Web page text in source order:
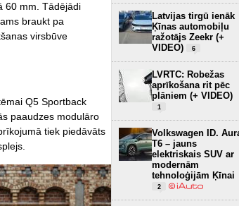
60 mm. Tādējādi
braukt pa
virsbūve
Q5 Sportback
paaudzes modulāro
tiek piedāvāts
Latvijas tirgū ienāk
Ķīnas automobiļu
ražotājs Zeekr (+
VIDEO)
6
LVRTC: Robežas
aprīkošana rit pēc
plāniem (+ VIDEO)
1
Volkswagen ID.
T6 – jauns
elektriskais SUV ar
modernām
tehnoloģijām Ķīnai
2